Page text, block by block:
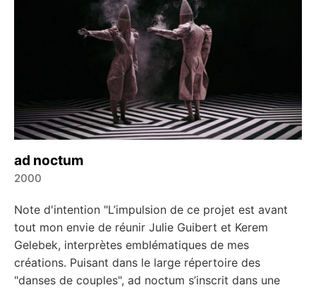
ad noctum
2000
Note d'intention "L’impulsion de ce projet est avant
tout mon envie de réunir Julie Guibert et Kerem
Gelebek, interprètes emblématiques de mes
créations. Puisant dans le large répertoire des
"danses de couples", ad noctum s’inscrit dans une